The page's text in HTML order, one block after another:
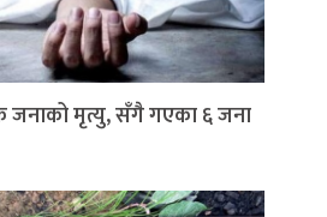
जनाको मृत्यु, सँगै गएका ६ जना